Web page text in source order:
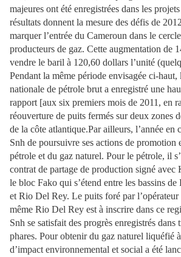
majeures ont été enregistrées dans les
résultats donnent la mesure des défis de
marquer l’entrée du Cameroun dans le
producteurs de gaz. Cette augmentation de
vendre le baril à 120,60 dollars l’unité
Pendant la même période envisagée ci-
nationale de pétrole brut a enregistré une
rapport [aux six premiers mois de 2011, en
réouverture de puits fermés sur deux zones
de la côte atlantique.Par ailleurs, l’année en
Snh de poursuivre ses actions de promotion
pétrole et du gaz naturel. Pour le pétrole, il
contrat de partage de production signé avec
le bloc Fako qui s’étend entre les bassins
et Rio Del Rey. Le puits foré par
même Rio Del Rey est à inscrire dans ce
Snh se satisfait des progrès enregistrés dans
phares. Pour obtenir du gaz naturel liquéfié
d’impact environnemental et social a été